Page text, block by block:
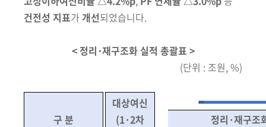
건전성 지표가 개선되었습니다.
< 정리･재구조화 실적 총괄표 >
(단위 : 조원, %)
구 분
대상여신
(1·2차
정리·재구조